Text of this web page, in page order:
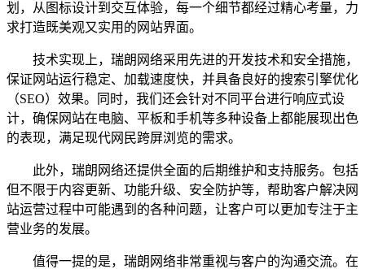
划，从图标设计到交互体验，每一个细节都经过精心考量，力
求打造既美观又实用的网站界面。
技术实现上，瑞朗网络采用先进的开发技术和安全措施，
保证网站运行稳定、加载速度快，并具备良好的搜索引擎优化
（SEO）效果。同时，我们还会针对不同平台进行响应式设
计，确保网站在电脑、平板和手机等多种设备上都能展现出色
的表现，满足现代网民跨屏浏览的需求。
此外，瑞朗网络还提供全面的后期维护和支持服务。包括
但不限于内容更新、功能升级、安全防护等，帮助客户解决网
站运营过程中可能遇到的各种问题，让客户可以更加专注于主
营业务的发展。
值得一提的是，瑞朗网络非常重视与客户的沟通交流。在